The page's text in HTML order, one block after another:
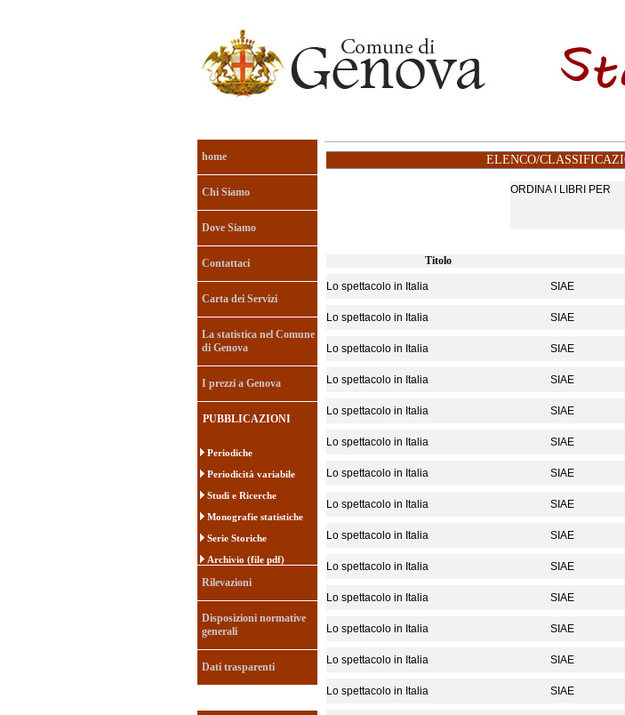
home
Chi Siamo
Dove Siamo
Contattaci
Carta dei Servizi
La statistica nel Comune
di Genova
I prezzi a Genova
PUBBLICAZIONI
Periodiche
Periodicità variabile
Studi e Ricerche
Monografie statistiche
Serie Storiche
Archivio (file pdf)
Rilevazioni
Disposizioni normative
generali
Dati trasparenti
ELENCO/
ORDINA I LIBRI PER
Titolo
Lo spettacolo in Italia SIAE
Lo spettacolo in Italia SIAE
Lo spettacolo in Italia SIAE
Lo spettacolo in Italia SIAE
Lo spettacolo in Italia SIAE
Lo spettacolo in Italia SIAE
Lo spettacolo in Italia SIAE
Lo spettacolo in Italia SIAE
Lo spettacolo in Italia SIAE
Lo spettacolo in Italia SIAE
Lo spettacolo in Italia SIAE
Lo spettacolo in Italia SIAE
Lo spettacolo in Italia SIAE
Lo spettacolo in Italia SIAE